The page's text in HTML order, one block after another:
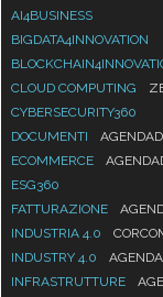
AI4BUSINESS
BIGDATA4INNOVATION
CLOUD COMPUTING
CYBERSECURITY360
DOCUMENTI
ECOMMERCE
ESG360
FATTURAZIONE
INDUSTRIA 4.0
INDUSTRY 4.0
INFRASTRUTTURE